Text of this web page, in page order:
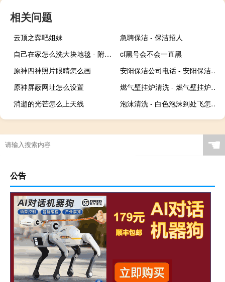
相关问题
云顶之弈吧姐妹
急聘保洁 - 保洁招人
自己在家怎么洗大块地毯 - 附近清洗地毯
cf黑号会不会一直黑
原神四神照片眼睛怎么画
安阳保洁公司电话 - 安阳保洁公司价格
原神屏蔽网址怎么设置
燃气壁挂炉清洗 - 燃气壁挂炉可以自己清理吗
消逝的光芒怎么上天线
泡沫清洗 - 白色泡沫到处飞怎么扫
☚
公告